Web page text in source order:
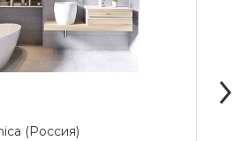
(Россия)
Арко